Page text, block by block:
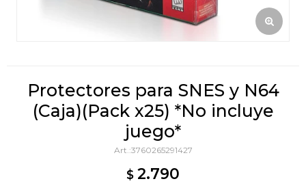
Protectores para SNES y N64
(Caja)(Pack x25) *No incluye
juego*
3760265291427
$ 2.790